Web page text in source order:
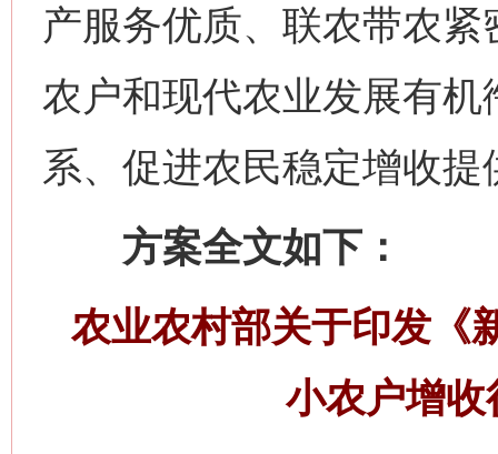
产服务优质、联农带农
农户和现代农业发展有
系、促进农民稳定增收提
方案全文如下：
农业农村部关于印发《
小农户增